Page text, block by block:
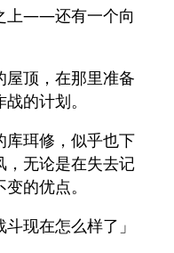
上――还有一个向
屋顶，在那里准备
的计划。
库珥修，似乎也下
，无论是在失去记
的优点。
现在怎么样了」